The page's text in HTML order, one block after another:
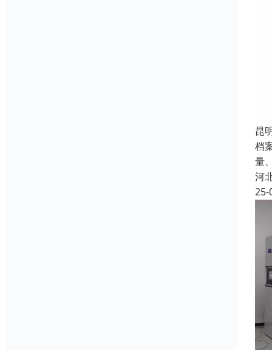
昆
档
量
河
25-